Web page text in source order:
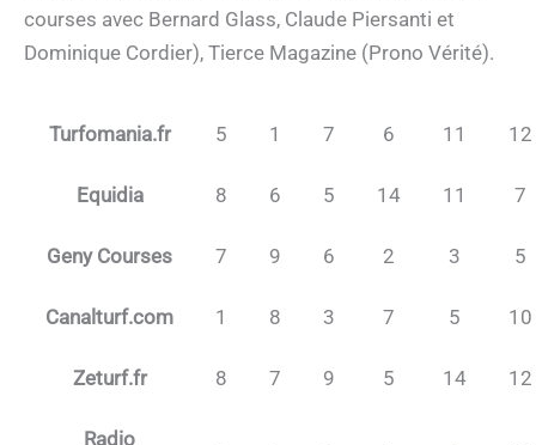
courses avec Bernard Glass, Claude Piersanti et
Dominique Cordier), Tierce Magazine (Prono Vérité).
Turfomania.fr 5 1 7 6 11 12
Equidia 8 6 5 14 11 7
Geny Courses 7 9 6 2 3 5
Canalturf.com 1 8 3 7 5 10
Zeturf.fr 8 7 9 5 14 12
Radio